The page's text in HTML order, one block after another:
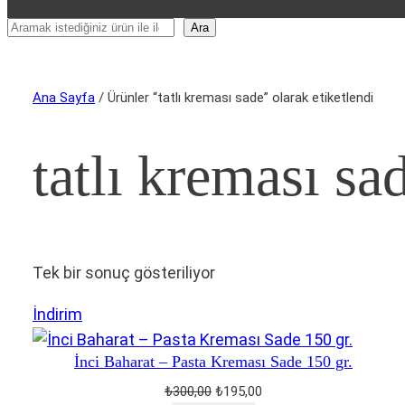
Ara Ara
Ana Sayfa / Ürünler “tatlı kreması sade” olarak etiketlendi
tatlı kreması
Tek bir sonuç gösteriliyor
İndirim
ürün
İnci Baharat – Pasta Kreması Sade 150 gr.
₺300,00 Orijinal
₺195,00